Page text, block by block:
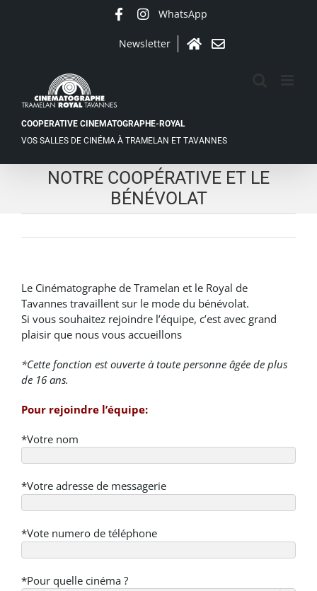
WhatsApp
Newsletter
AccueilContact
COOPERATIVE CINEMATOGRAPHE-ROYAL
VOS SALLES DE CINÉMA À TRAMELAN ET TAVANNES
NOTRE COOPÉRATIVE ET LE
BÉNÉVOLAT
Le Cinématographe de Tramelan et le Royal de
Tavannes travaillent sur le mode du bénévolat.
Si vous souhaitez rejoindre l’équipe, c’est avec grand
plaisir que nous vous accueillons
*Cette fonction est ouverte à toute personne âgée de plus
de 16 ans.
Pour rejoindre l’équipe:
*Votre nom
*Votre adresse de messagerie
*Vote numero de téléphone
*Pour quelle cinéma ?